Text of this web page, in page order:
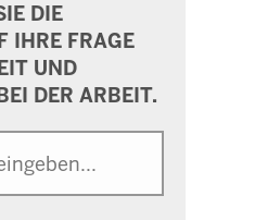
DIE
IHRE FRAGE
UND
DER ARBEIT.